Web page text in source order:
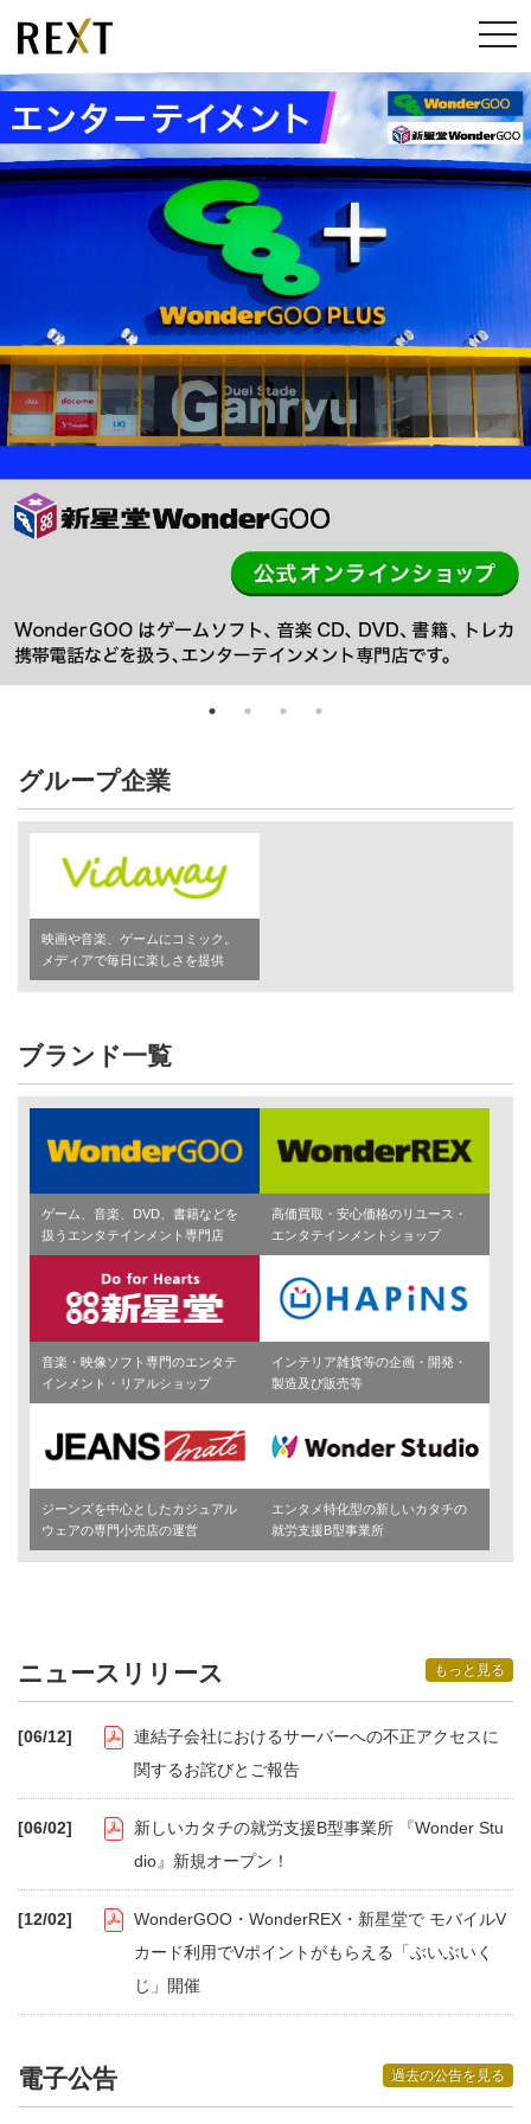
グループ企業
映画や音楽、ゲームにコミック。
メディアで毎日に楽しさを提供
ブランド一覧
ゲーム、音楽、DVD、書籍などを
扱うエンタテインメント専門店
高価買取・安心価格のリユース・
エンタテインメントショップ
音楽・映像ソフト専門のエンタテ
インメント・リアルショップ
インテリア雑貨等の企画・開発・
製造及び販売等
ジーンズを中心としたカジュアル
ウェアの専門小売店の運営
エンタメ特化型の新しいカタチの
就労支援B型事業所
ニュースリリース もっと見る
[06/12]
連結子会社におけるサーバーへの不正アクセスに
関するお詫びとご報告
[06/02]
新しいカタチの就労支援B型事業所 『Wonder Stu
dio』新規オープン！
[12/02]
WonderGOO・WonderREX・新星堂で モバイルV
カード利用でVポイントがもらえる「ぶいぶいく
じ」開催
電子公告 過去の公告を見る
メ
ニ
ュ
ー
開
閉